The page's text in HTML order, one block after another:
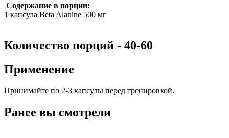
Содержание в порции:
1 капсула Beta Alanine 500 мг
Количество порций - 40-60
Применение
Принимайте по 2-3 капсулы перед тренировкой.
Ранее вы смотрели